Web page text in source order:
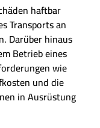
haftbar
Transports an
Darüber hinaus
Betrieb eines
wie
und die
in Ausrüstung